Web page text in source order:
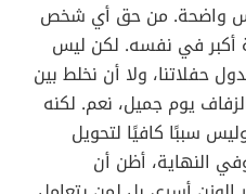
واضحة. من حق أي شخص
أكبر في نفسه. لكن ليس
حفلاتنا، ولا أن نخلط بين
يوم جميل، نعم. لكنه
سببًا كافيًا لتحويل
النهاية، أظن أن